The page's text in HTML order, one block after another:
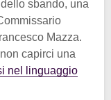
sbando, una
Mazza.
capirci una
nel linguaggio